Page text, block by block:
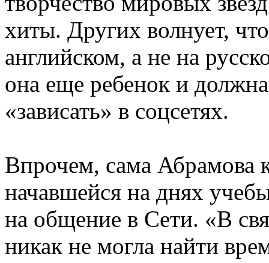
хиты. Других волнует,
английском, а не на
она еще ребенок и
«зависать» в соцсетях.
Впрочем, сама Абрамова
начавшейся на днях
на общение в Сети. «В
никак не могла найти